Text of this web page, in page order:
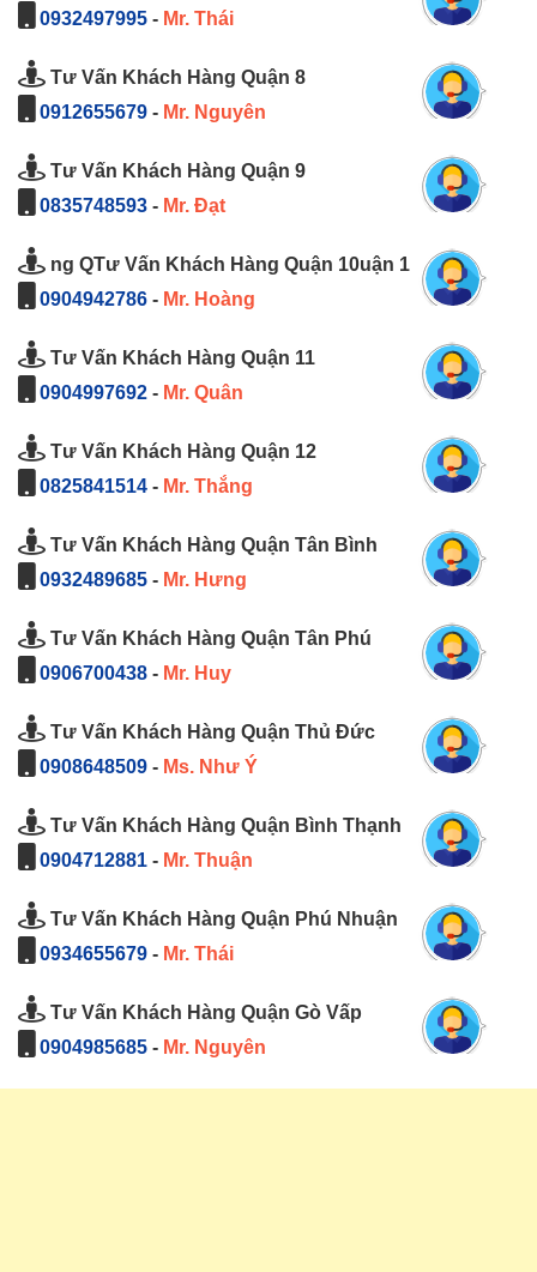
0932497995 - Mr. Thái
Tư Vấn Khách Hàng Quận 8
0912655679 - Mr. Nguyên
Tư Vấn Khách Hàng Quận 9
0835748593 - Mr. Đạt
ng QTư Vấn Khách Hàng Quận 10uận 1
0904942786 - Mr. Hoàng
Tư Vấn Khách Hàng Quận 11
0904997692 - Mr. Quân
Tư Vấn Khách Hàng Quận 12
0825841514 - Mr. Thắng
Tư Vấn Khách Hàng Quận Tân Bình
0932489685 - Mr. Hưng
Tư Vấn Khách Hàng Quận Tân Phú
0906700438 - Mr. Huy
Tư Vấn Khách Hàng Quận Thủ Đức
0908648509 - Ms. Như Ý
Tư Vấn Khách Hàng Quận Bình Thạnh
0904712881 - Mr. Thuận
Tư Vấn Khách Hàng Quận Phú Nhuận
0934655679 - Mr. Thái
Tư Vấn Khách Hàng Quận Gò Vấp
0904985685 - Mr. Nguyên